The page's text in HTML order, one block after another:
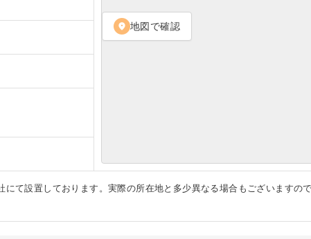
location_on 地図で確認
て設置しております。実際の所在地と多少異なる場合もございますの